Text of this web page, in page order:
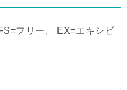
フリー、 EX=エキシビ